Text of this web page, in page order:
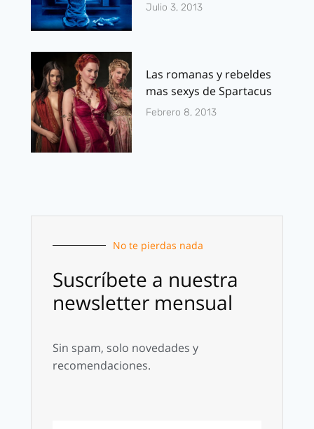
Julio 3, 2013
Las romanas y rebeldes
mas sexys de Spartacus
Febrero 8, 2013
No te pierdas nada
Suscríbete a nuestra
newsletter mensual
Sin spam, solo novedades y
recomendaciones.